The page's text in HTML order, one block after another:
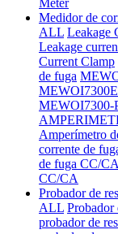
Meter
Medidor de
ALL Leakage
Leakage
Current Clamp
de fuga
MEWOI7300-
Amperímetro
corrente de
de fuga CC/CA
CC/CA
Probador de
ALL Probador
probador de